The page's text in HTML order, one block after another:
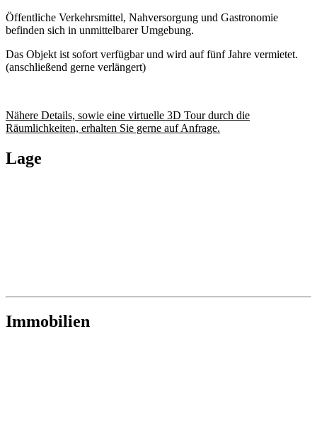
Öffentliche Verkehrsmittel, Nahversorgung und Gastronomie
befinden sich in unmittelbarer Umgebung.
Das Objekt ist sofort verfügbar und wird auf fünf Jahre vermietet.
(anschließend gerne verlängert)
Nähere Details, sowie eine virtuelle 3D Tour durch die
Räumlichkeiten, erhalten Sie gerne auf Anfrage.
Lage
Immobilien